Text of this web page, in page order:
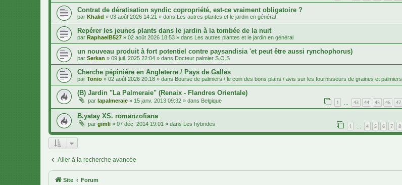
Contrat de dératisation syndic copropriété, est-ce vraiment obligatoire ?
par Khalid » 03 août 2026 14:21 » dans Les autres plantes et le jardin en général
Repérer les jeunes plants dans le jardin à la tombée de la nuit
par RaphaelB527 » 02 août 2026 18:53 » dans Les autres plantes et le jardin en général
un nouveau produit à fort potentiel contre paysandisia 'et peut être aussi rynchophorus)
par Serkan » 09 juil. 2025 22:04 » dans Docteur palmier S.O.S
Cherche pépinière en Angleterre / Pays de Galles
par Tonio » 02 août 2026 20:18 » dans Bourse de palmiers / le coin des bons plans / avis sur les fournisseurs de graines et palmiers
(B) Jardin "La Palmeraie" (Renaix - Flandres Orientale)
par lapalmeraie » 15 janv. 2013 09:32 » dans Belgique 1 43 44 45 46 47
B.yatay XS. romanzofiana
par gimli » 07 déc. 2014 19:01 » dans Les hybrides 1 4 5 6 7 8
Aller à la recherche avancée
Site Forum